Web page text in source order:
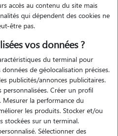
et familles d'accueil
(38410)
accès au contenu du site mais
qui dépendent des cookies ne
être pas.
vos données ?
du terminal pour
de géolocalisation précises.
publicités/annonces publicitaires.
personnalisées. Créer un profil
Mesurer la performance du
les produits. Stocker et/ou
stockées sur un terminal.
Sélectionner des